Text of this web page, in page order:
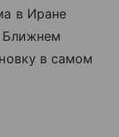
в Иране
Ближнем
в самом